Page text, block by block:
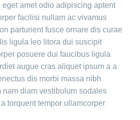
amet odio adipiscing aptent
facilisi nullam ac vivamus
parturient fusce ornare dis curae
ligula leo litora dui suscipit
posuere dui faucibus ligula
augue cras aliquet ipsum a a
dis morbi massa nibh
diam vestibulum sodales
torquent tempor ullamcorper